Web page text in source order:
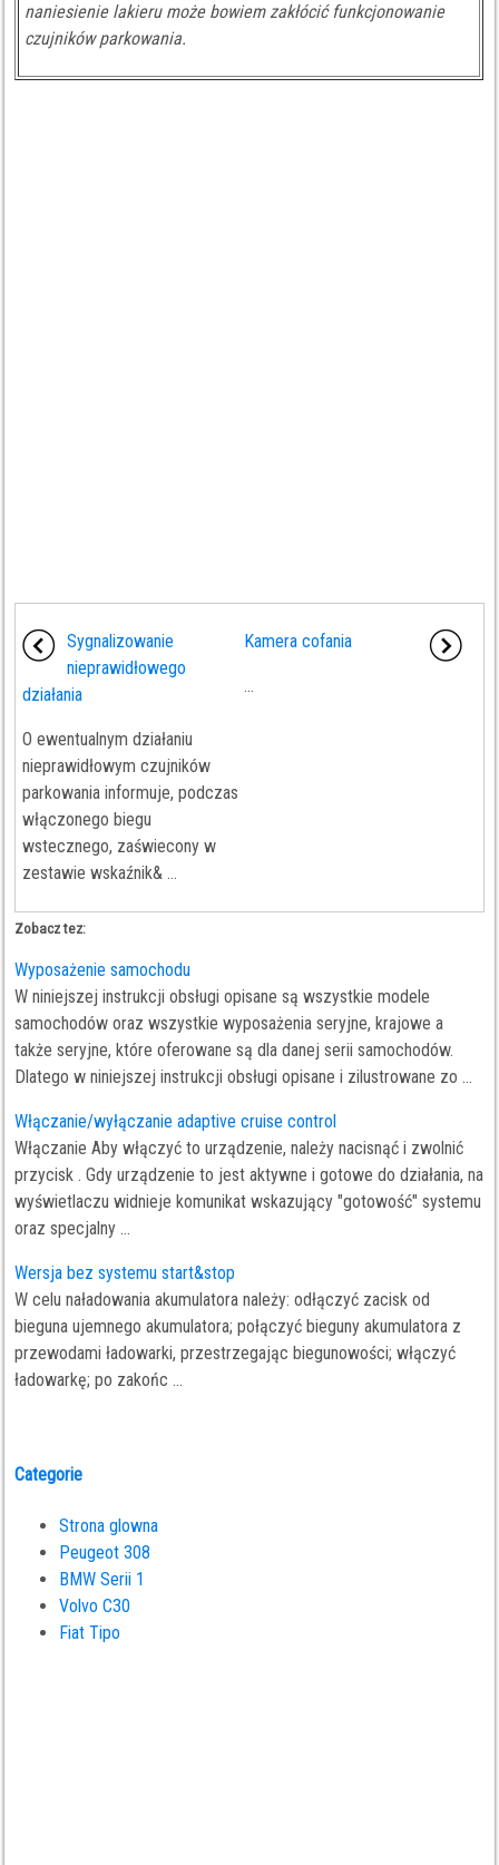
naniesienie lakieru może bowiem zakłócić funkcjonowanie
czujników parkowania.
Sygnalizowanie
nieprawidłowego
działania
O ewentualnym działaniu
nieprawidłowym czujników
parkowania informuje, podczas
włączonego biegu
wstecznego, zaświecony w
zestawie wskaźnik& ...
Kamera cofania
...
Zobacz tez:
Wyposażenie samochodu
W niniejszej instrukcji obsługi opisane są wszystkie modele
samochodów oraz wszystkie wyposażenia seryjne, krajowe a
także seryjne, które oferowane są dla danej serii samochodów.
Dlatego w niniejszej instrukcji obsługi opisane i zilustrowane zo ...
Włączanie/wyłączanie adaptive cruise control
Włączanie Aby włączyć to urządzenie, należy nacisnąć i zwolnić
przycisk . Gdy urządzenie to jest aktywne i gotowe do działania, na
wyświetlaczu widnieje komunikat wskazujący "gotowość" systemu
oraz specjalny ...
Wersja bez systemu start&stop
W celu naładowania akumulatora należy: odłączyć zacisk od
bieguna ujemnego akumulatora; połączyć bieguny akumulatora z
przewodami ładowarki, przestrzegając biegunowości; włączyć
ładowarkę; po zakońc ...
Categorie
Strona glowna
Peugeot 308
BMW Serii 1
Volvo C30
Fiat Tipo